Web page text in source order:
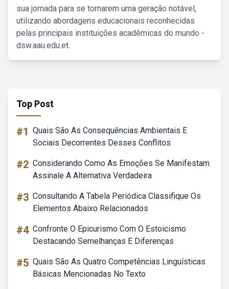
sua jornada para se tornarem uma geração notável,
utilizando abordagens educacionais reconhecidas
pelas principais instituições acadêmicas do mundo -
dsw.aau.edu.et.
Top Post
#1 Quais São As Consequências Ambientais E
Sociais Decorrentes Desses Conflitos
#2 Considerando Como As Emoções Se Manifestam
Assinale A Alternativa Verdadeira
#3 Consultando A Tabela Periódica Classifique Os
Elementos Abaixo Relacionados
#4 Confronte O Epicurismo Com O Estoicismo
Destacando Semelhanças E Diferenças
#5 Quais São As Quatro Competências Linguísticas
Básicas Mencionadas No Texto